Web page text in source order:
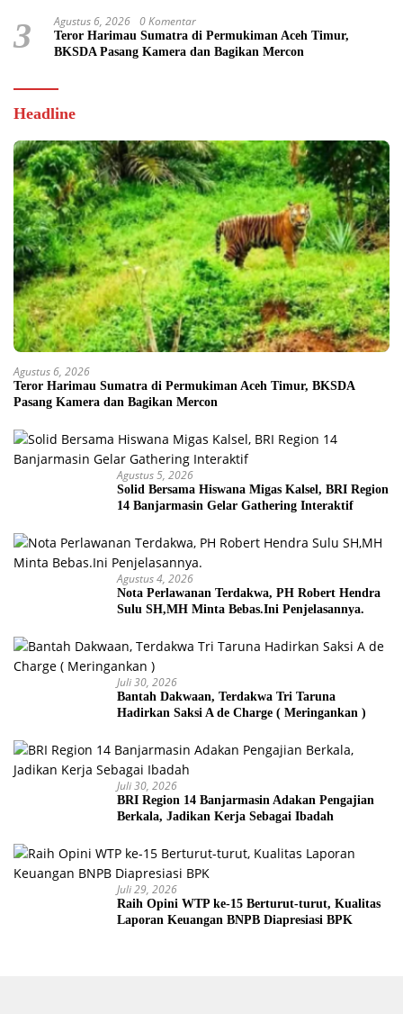
3 Agustus 6, 2026 0 Komentar
Teror Harimau Sumatra di Permukiman Aceh Timur,
BKSDA Pasang Kamera dan Bagikan Mercon
Headline
Agustus 6, 2026
Teror Harimau Sumatra di Permukiman Aceh Timur, BKSDA
Pasang Kamera dan Bagikan Mercon
Agustus 5, 2026
Solid Bersama Hiswana Migas Kalsel, BRI Region
14 Banjarmasin Gelar Gathering Interaktif
Agustus 4, 2026
Nota Perlawanan Terdakwa, PH Robert Hendra
Sulu SH,MH Minta Bebas.Ini Penjelasannya.
Juli 30, 2026
Bantah Dakwaan, Terdakwa Tri Taruna
Hadirkan Saksi A de Charge ( Meringankan )
Juli 30, 2026
BRI Region 14 Banjarmasin Adakan Pengajian
Berkala, Jadikan Kerja Sebagai Ibadah
Juli 29, 2026
Raih Opini WTP ke-15 Berturut-turut, Kualitas
Laporan Keuangan BNPB Diapresiasi BPK